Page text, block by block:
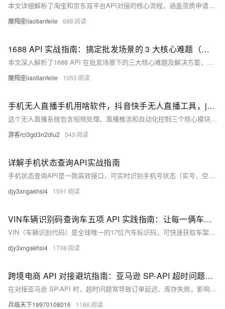
本文详细解析了淘宝和京东双平台API对接的核心流程，涵盖资质申请、凭证获取、签名生成、高频接口调用及常见问题解决方案，助力开发者高效实现商品数据同步与管理。
魔羯座liaotianfeile 688
1688 API 实战指南：搞定批发场景的 3 大核心难题（附签名代码与避坑清单）
本文深入解析了1688 API 在批发场景下的三大核心难题及解决方案，涵盖签名机制、商品数据处理与订单同步等高频问题，提供可复用代码与避坑清单，助你高效对接1688平台。
魔羯座liaotianfeile 1053
手机无人直播手机用啥软件，抖音快手无人直播工具，jar代码分享
这个无人直播系统包含视频处理、直播推流和自动化控制三个核心模块。使用mvn package命
游客rci3gd3n2dlu2 543
详解手机状态查询API实战指南
手机状态查询API是一款高效接口，可实时识别手机号状态（实号、空号、风险号等），帮助企业筛选有效号码，提升业务触达率与客户体验。
djy3xngakhsl4 1591
VIN车辆识别码查询车五项 API 实践指南：让每一俩车有迹可循（Python代码示例）
VIN（车辆识别代码）是全球唯一的17位汽车标识码，可快速获取车架号、发动机号、品牌型号等核心信息。在二手车交易、保险理赔、维修保养等场景中，准确解析VIN有助于提升效率与风控能力。本文介绍VIN码结构、适用场景，并提供Python调用示例及优化建议，助力企业实现车辆信息自动化核验。
djy3xngakhsl4 1708
跨境电商 API 对接避坑指南：亚马逊 SP-API 超时问题的 5 种解决方案（附重试代码模板）
在对接亚马逊 SP-API 时，超时问题常导致订单延迟、库存失败，影响运营。本文总结某 3C 品牌实战经验，详解超时的 3 大根源与 5 大解决方案，涵盖动态超时、重试机制、请求拆分、并发控制与边缘加速，并附可复用 Python 代码，助你将超时率从 20% 降至 1% 以下。
兵临天下19970108016 1186